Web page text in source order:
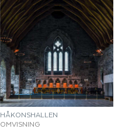
HÅKONSHALLEN
OMVISNING